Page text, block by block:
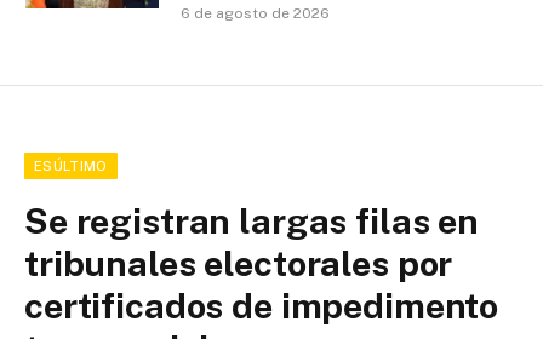
6 de agosto de 2026
ESÚLTIMO
Se registran largas filas en
tribunales electorales por
certificados de impedimento